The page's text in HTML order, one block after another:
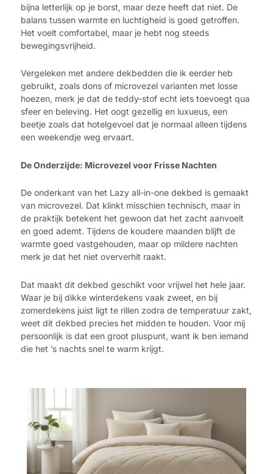
bijna letterlijk op je borst, maar deze heeft dat niet. De
balans tussen warmte en luchtigheid is goed getroffen.
Het voelt comfortabel, maar je hebt nog steeds
bewegingsvrijheid.
Vergeleken met andere dekbedden die ik eerder heb
gebruikt, zoals dons of microvezel varianten met losse
hoezen, merk je dat de teddy-stof echt iets toevoegt qua
sfeer en beleving. Het oogt gezellig en luxueus, een
beetje zoals dat hotelgevoel dat je normaal alleen tijdens
een weekendje weg ervaart.
De Onderzijde: Microvezel voor Frisse Nachten
De onderkant van het Lazy all-in-one dekbed is gemaakt
van microvezel. Dat klinkt misschien technisch, maar in
de praktijk betekent het gewoon dat het zacht aanvoelt
en goed ademt. Tijdens de koudere maanden blijft de
warmte goed vastgehouden, maar op mildere nachten
merk je dat het niet oververhit raakt.
Dat maakt dit dekbed geschikt voor vrijwel het hele jaar.
Waar je bij dikke winterdekens vaak zweet, en bij
zomerdekens juist ligt te rillen zodra de temperatuur zakt,
weet dit dekbed precies het midden te houden. Voor mij
persoonlijk is dat een groot pluspunt, want ik ben iemand
die het ’s nachts snel te warm krijgt.